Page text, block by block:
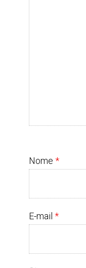
Nome*
E-mail*